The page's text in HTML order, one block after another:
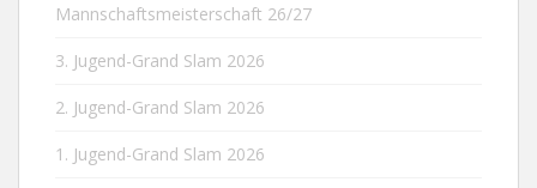
Mannschaftsmeisterschaft 26/27
3. Jugend-Grand Slam 2026
2. Jugend-Grand Slam 2026
1. Jugend-Grand Slam 2026